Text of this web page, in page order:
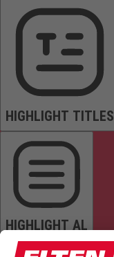
HIGHLIGHT TITLES
HIGHLIGHT AL